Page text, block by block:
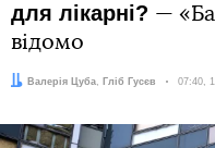
для лікарні? —
відомо
Автор:Валерія Цуба
Редактор: Гліб Гусєв Дата:
07:40,